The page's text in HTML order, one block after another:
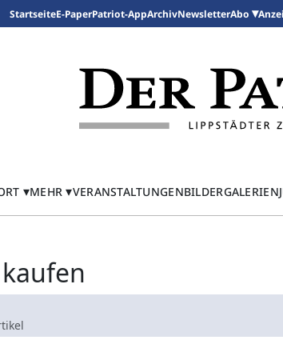
StartseiteE-PaperPatriot-AppArchivNewsletterAbo
MEHR VERANSTALTUNGENBILDERGALERIEN